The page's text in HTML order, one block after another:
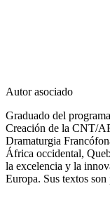
Autor asociado
Graduado del
Creación de la CNT/
Dramaturgia
África occidental,
la excelencia y la
Europa. Sus textos